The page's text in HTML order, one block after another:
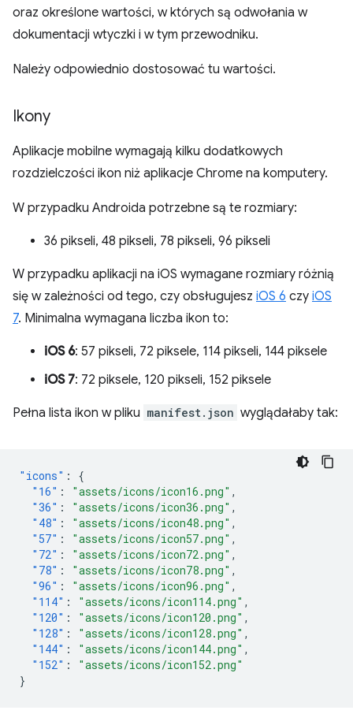
oraz określone wartości, w których są odwołania w
dokumentacji wtyczki i w tym przewodniku.
Należy odpowiednio dostosować tu wartości.
Ikony
Aplikacje mobilne wymagają kilku dodatkowych
rozdzielczości ikon niż aplikacje Chrome na komputery.
W przypadku Androida potrzebne są te rozmiary:
36 pikseli, 48 pikseli, 78 pikseli, 96 pikseli
W przypadku aplikacji na iOS wymagane rozmiary różnią
się w zależności od tego, czy obsługujesz iOS 6 czy iOS
7. Minimalna wymagana liczba ikon to:
iOS 6: 57 pikseli, 72 piksele, 114 pikseli, 144 piksele
iOS 7: 72 piksele, 120 pikseli, 152 piksele
Pełna lista ikon w pliku manifest.json wyglądałaby tak:
"icons" :
{
"16" : "assets/icons/icon16.png" ,
"36" : "assets/icons/icon36.png" ,
"48" : "assets/icons/icon48.png" ,
"57" : "assets/icons/icon57.png" ,
"72" : "assets/icons/icon72.png" ,
"78" : "assets/icons/icon78.png" ,
"96" : "assets/icons/icon96.png" ,
"114" : "assets/icons/icon114.png" ,
"120" : "assets/icons/icon120.png" ,
"128" : "assets/icons/icon128.png" ,
"144" : "assets/icons/icon144.png" ,
"152" :
"assets/icons/icon152.png"
}